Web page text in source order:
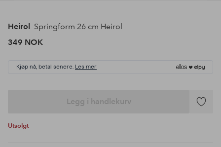
Heirol Springform 26 cm Heirol
349 NOK
Kjøp nå, betal senere. Les mer
Legg i handlekurv
Legg
Utsolgt